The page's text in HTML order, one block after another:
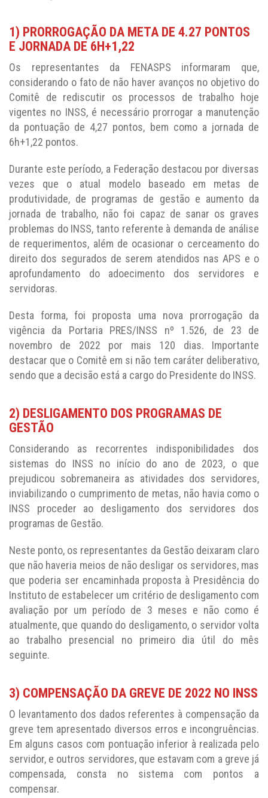
1) PRORROGAÇÃO DA META DE 4.27 PONTOS
E JORNADA DE 6H+1,22
Os representantes da FENASPS informaram que,
considerando o fato de não haver avanços no objetivo do
Comitê de rediscutir os processos de trabalho hoje
vigentes no INSS, é necessário prorrogar a manutenção
da pontuação de 4,27 pontos, bem como a jornada de
6h+1,22 pontos.
Durante este período, a Federação destacou por diversas
vezes que o atual modelo baseado em metas de
produtividade, de programas de gestão e aumento da
jornada de trabalho, não foi capaz de sanar os graves
problemas do INSS, tanto referente à demanda de análise
de requerimentos, além de ocasionar o cerceamento do
direito dos segurados de serem atendidos nas APS e o
aprofundamento do adoecimento dos servidores e
servidoras.
Desta forma, foi proposta uma nova prorrogação da
vigência da Portaria PRES/INSS nº 1.526, de 23 de
novembro de 2022 por mais 120 dias. Importante
destacar que o Comitê em si não tem caráter deliberativo,
sendo que a decisão está a cargo do Presidente do INSS.
2) DESLIGAMENTO DOS PROGRAMAS DE
GESTÃO
Considerando as recorrentes indisponibilidades dos
sistemas do INSS no início do ano de 2023, o que
prejudicou sobremaneira as atividades dos servidores,
inviabilizando o cumprimento de metas, não havia como o
INSS proceder ao desligamento dos servidores dos
programas de Gestão.
Neste ponto, os representantes da Gestão deixaram claro
que não haveria meios de não desligar os servidores, mas
que poderia ser encaminhada proposta à Presidência do
Instituto de estabelecer um critério de desligamento com
avaliação por um período de 3 meses e não como é
atualmente, que quando do desligamento, o servidor volta
ao trabalho presencial no primeiro dia útil do mês
seguinte.
3) COMPENSAÇÃO DA GREVE DE 2022 NO INSS
O levantamento dos dados referentes à compensação da
greve tem apresentado diversos erros e incongruências.
Em alguns casos com pontuação inferior à realizada pelo
servidor, e outros servidores, que estavam com a greve já
compensada, consta no sistema com pontos a
compensar.